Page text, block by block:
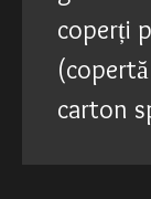
coperți
carton